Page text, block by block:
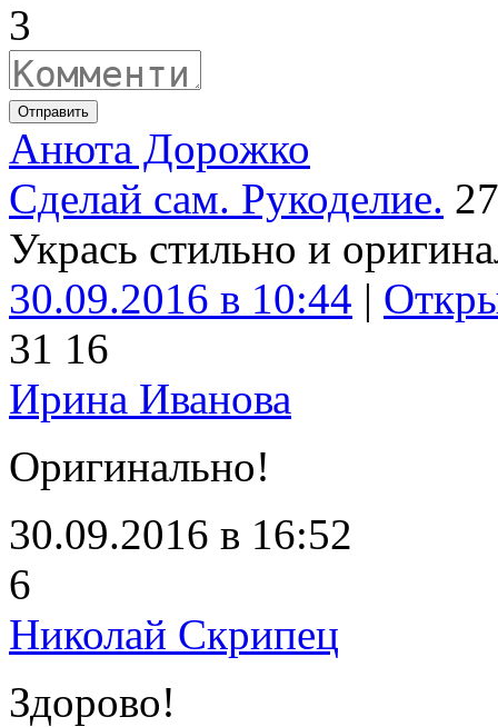
3
Отправить
Анюта Дорожко
Сделай сам. Рукоделие.
Укрась стильно и
30.09.2016 в 10:44 |
31 16
Ирина Иванова
Оригинально!
30.09.2016 в 16:52
6
Николай Скрипец
Здорово!